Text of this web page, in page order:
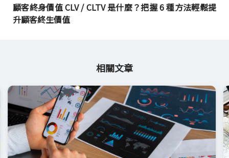
顧客終身價值 CLV / CLTV 是什麼？把握 6 種方法輕鬆提
升顧客終生價值
相關文章